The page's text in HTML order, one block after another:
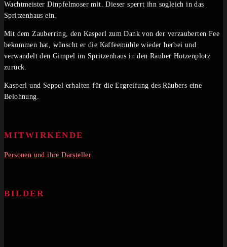
Wachtmeister Dinpfelmoser mit. Dieser sperrt ihn sogleich in das
Spritzenhaus ein.
Mit dem Zauberring, den Kasperl zum Dank von der verzauberten Fee
bekommen hat, wünscht er die Kaffeemühle wieder herbei und
verwandelt den Gimpel im Spritzenhaus in den Räuber Hotzenplotz
zurück.
Kasperl und Seppel erhalten für die Ergreifung des Räubers eine
Belohnung.
MITWIRKENDE
Personen und ihre Darsteller
BILDER